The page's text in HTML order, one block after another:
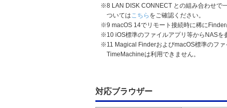
※8 LAN DISK CONNECT との組み合わせで
ついてはこちら をご確認ください。
※9 macOS 14でリモート接続時に稀に
※10 iOS標準のファイルアプリ等からNASを
※11 Magical FinderおよびmacOS標準のフ
TimeMachineは利用できません。
対応ブラウザー